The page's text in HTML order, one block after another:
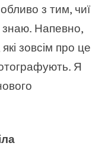
з тим, чиї
знаю. Напевно,
зовсім про це
Я